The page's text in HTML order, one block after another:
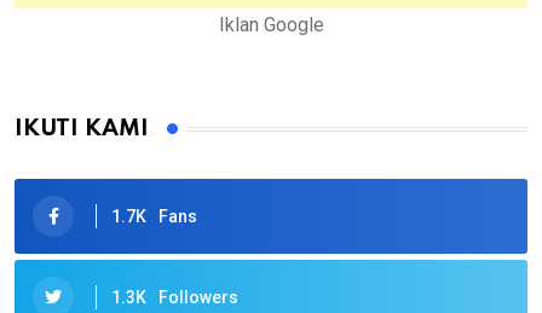
Iklan Google
IKUTI KAMI
1.7K Fans
1.3K Followers